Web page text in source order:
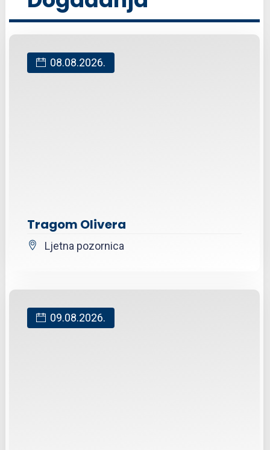
08.08.2026.
Tragom Olivera
Ljetna pozornica
09.08.2026.